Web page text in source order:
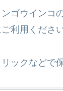
ゴウインコ
利用ください
ックなどで